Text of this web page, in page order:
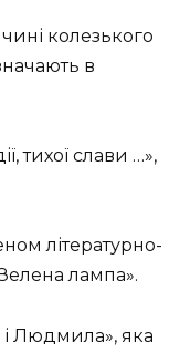
колезького
в
тихої слави …»,
літературно-
лампа».
і Людмила», яка